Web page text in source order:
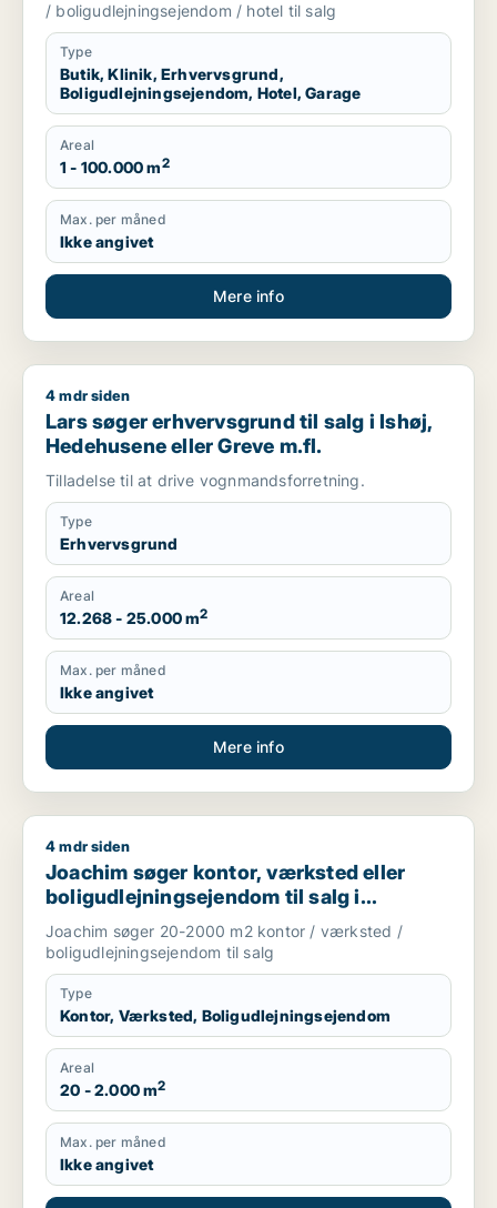
/ boligudlejningsejendom / hotel til salg
Type
Butik, Klinik, Erhvervsgrund,
Boligudlejningsejendom, Hotel, Garage
Areal
1 - 100.000 m2
Max. per måned
Ikke angivet
Mere info
Lars søger erhvervsgrund til salg i Ishøj, Hedehusene eller
4 mdr siden
Lars søger erhvervsgrund til salg i Ishøj,
Hedehusene eller Greve m.fl.
Tilladelse til at drive vognmandsforretning.
Type
Erhvervsgrund
Areal
12.268 - 25.000 m2
Max. per måned
Ikke angivet
Mere info
Joachim søger kontor, værksted eller
4 mdr siden
Joachim søger kontor, værksted eller
boligudlejningsejendom til salg i
Storkøbenhavn
Joachim søger 20-2000 m2 kontor / værksted /
boligudlejningsejendom til salg
Type
Kontor, Værksted, Boligudlejningsejendom
Areal
20 - 2.000 m2
Max. per måned
Ikke angivet